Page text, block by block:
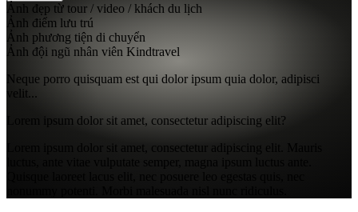
Ảnh đẹp từ tour / video / khách du lịch
Ảnh điểm lưu trú
Ảnh phương tiện di chuyển
Ảnh đội ngũ nhân viên Kindtravel
Neque porro quisquam est qui dolor ipsum quia dolor, adipisci
velit...
Lorem ipsum dolor sit amet, consectetur adipiscing elit?
Lorem ipsum dolor sit amet, consectetur adipiscing elit. Mauris